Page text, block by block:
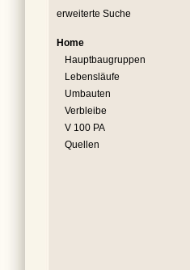
erweiterte Suche
Home
Hauptbaugruppen
Lebensläufe
Umbauten
Verbleibe
V 100 PA
Quellen